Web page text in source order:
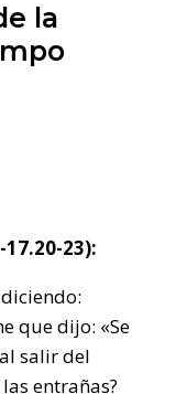
la
23):
que dijo: «Se
salir del
entrañas?